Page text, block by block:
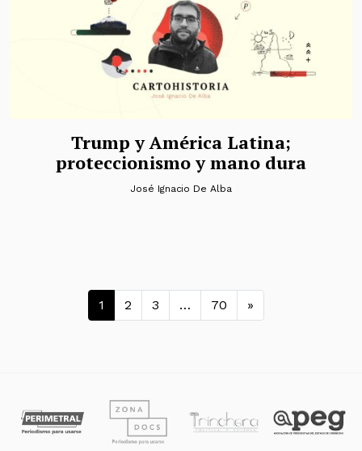
Trump y América Latina;
proteccionismo y mano dura
José Ignacio De Alba
Navegación de entradas
1 2 3 … 70 »